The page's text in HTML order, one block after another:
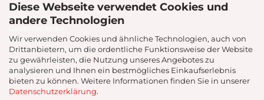
Diese Webseite verwendet Cookies und
andere Technologien
Wir verwenden Cookies und ähnliche Technologien, auch von
Drittanbietern, um die ordentliche Funktionsweise der Website
zu gewährleisten, die Nutzung unseres Angebotes zu
analysieren und Ihnen ein bestmögliches Einkaufserlebnis
bieten zu können. Weitere Informationen finden Sie in unserer
Datenschutzerklärung.
Bastel-Set i6
Lichterbogen
Sternenleuchte
Präsente/Geschenkideen
Geschenk-Gutscheine
Montage-Service